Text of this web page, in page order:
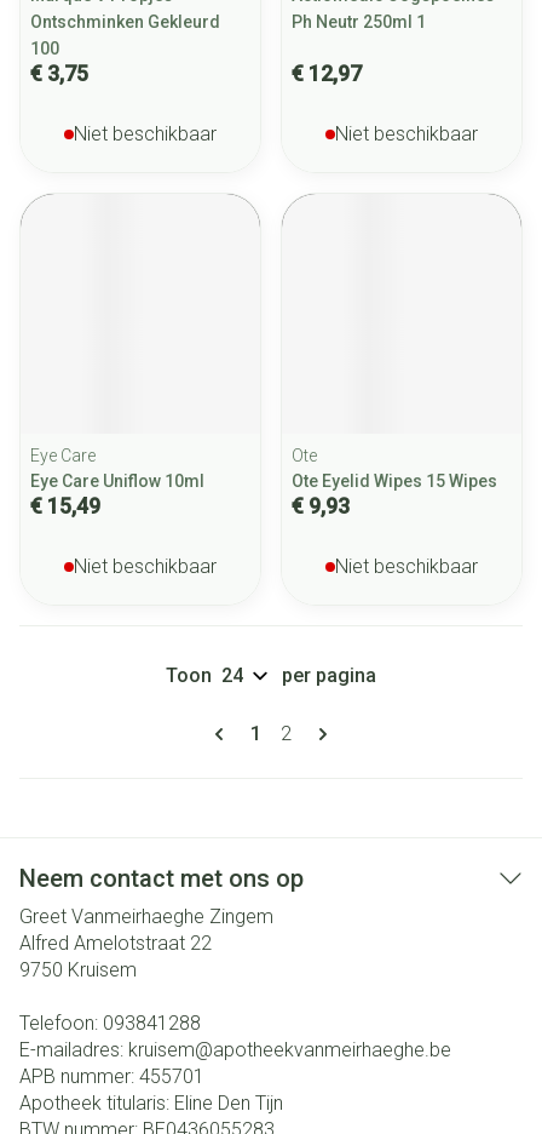
Ontschminken Gekleurd
100
€ 3,75
Niet beschikbaar
Ph Neutr 250ml 1
€ 12,97
Niet beschikbaar
Eye Care
Eye Care Uniflow 10ml
€ 15,49
Niet beschikbaar
Ote
Ote Eyelid Wipes 15 Wipes
€ 9,93
Niet beschikbaar
Pagina's
U lees momenteel pagina
1 Pagina
2
Toon per pagina
Neem contact met ons op
Greet Vanmeirhaeghe Zingem
Alfred Amelotstraat 22
9750 Kruisem
Telefoon: 093841288
E-mailadres: kruisem@apotheekvanmeirhaeghe.be
APB nummer: 455701
Apotheek titularis: Eline Den Tijn